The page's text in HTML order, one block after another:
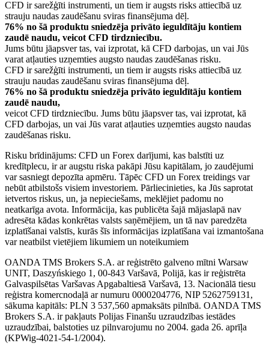
CFD ir sarežģīti instrumenti, un tiem ir augsts risks attiecībā uz
strauju naudas zaudēšanu sviras finansējuma dēļ.
76% no šā produktu sniedzēja privāto ieguldītāju kontiem
zaudē naudu, veicot CFD tirdzniecību.
Jums būtu jāapsver tas, vai izprotat, kā CFD darbojas, un vai Jūs
varat atļauties uzņemties augsto naudas zaudēšanas risku.
CFD ir sarežģīti instrumenti, un tiem ir augsts risks attiecībā uz
strauju naudas zaudēšanu sviras finansējuma dēļ.
76% no šā produktu sniedzēja privāto ieguldītāju kontiem
zaudē naudu,
veicot CFD tirdzniecību. Jums būtu jāapsver tas, vai izprotat, kā
CFD darbojas, un vai Jūs varat atļauties uzņemties augsto naudas
zaudēšanas risku.
Risku brīdinājums: CFD un Forex darījumi, kas balstīti uz
kredītplecu, ir ar augstu riska pakāpi Jūsu kapitālam, jo zaudējumi
var sasniegt depozīta apmēru. Tāpēc CFD un Forex treidings var
nebūt atbilstošs visiem investoriem. Pārliecinieties, ka Jūs saprotat
ietvertos riskus, un, ja nepieciešams, meklējiet padomu no
neatkarīga avota. Informācija, kas publicēta šajā mājaslapā nav
adresēta kādas konkrētas valsts saņēmējiem, un tā nav paredzēta
izplatīšanai valstīs, kurās šīs informācijas izplatīšana vai izmantošana
var neatbilst vietējiem likumiem un noteikumiem
OANDA TMS Brokers S.A. ar reģistrēto galveno mītni Warsaw
UNIT, Daszyńskiego 1, 00-843 Varšavā, Polijā, kas ir reģistrēta
Galvaspilsētas Varšavas Apgabaltiesā Varšavā, 13. Nacionālā tiesu
reģistra komercnodaļā ar numuru 0000204776, NIP 5262759131,
sākuma kapitāls: PLN 3 537,560 apmaksāts pilnībā. OANDA TMS
Brokers S.A. ir pakļauts Polijas Finanšu uzraudzības iestādes
uzraudzībai, balstoties uz pilnvarojumu no 2004. gada 26. aprīļa
(KPWig-4021-54-1/2004).